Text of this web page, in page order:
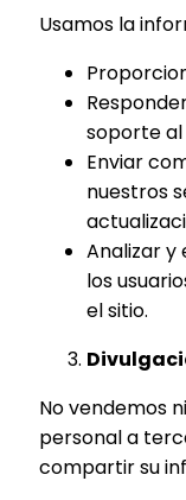
Usamos la
soporte
Enviar
nuestros
Analizar
los
el sitio.
No vendemos
personal a
compartir su